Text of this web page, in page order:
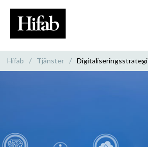
Hifab / Tjänster / Digitaliseringsstrategi